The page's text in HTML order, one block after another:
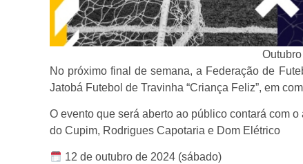
No próximo final de semana, a Federação de
Jatobá Futebol de Travinha “Criança Feliz”, em
O evento que será aberto ao público contará com
do Cupim, Rodrigues Capotaria e Dom Elétrico
12 de outubro de 2024 (sábado)